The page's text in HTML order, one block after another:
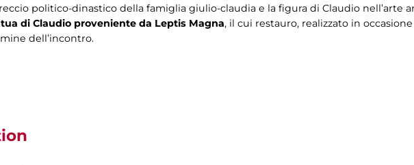
politico-dinastico della famiglia giulio-claudia e la figura di Claudio nell’arte
di Claudio proveniente da Leptis Magna, il cui restauro, realizzato in
dell’incontro.